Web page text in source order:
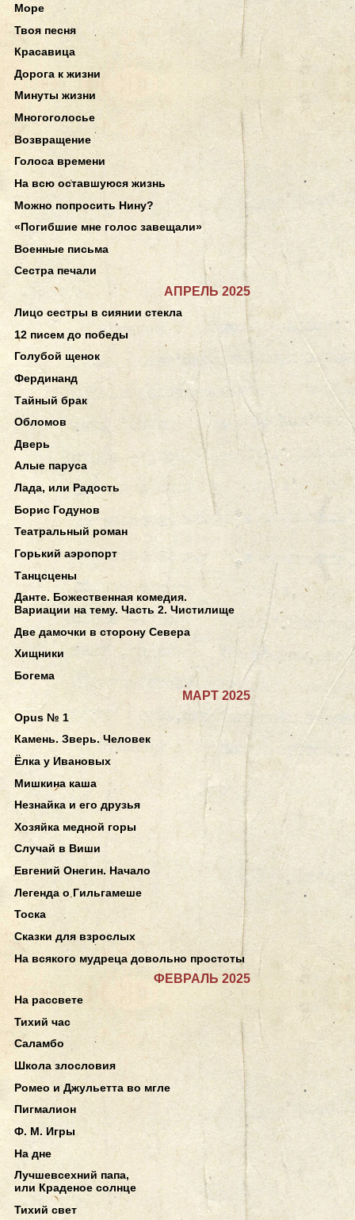
Море
Твоя песня
Красавица
Дорога к жизни
Минуты жизни
Многоголосье
Возвращение
Голоса времени
На всю оставшуюся жизнь
Можно попросить Нину?
«Погибшие мне голос завещали»
Военные письма
Сестра печали
АПРЕЛЬ 2025
Лицо сестры в сиянии стекла
12 писем до победы
Голубой щенок
Фердинанд
Тайный брак
Обломов
Дверь
Алые паруса
Лада, или Радость
Борис Годунов
Театральный роман
Горький аэропорт
Танцсцены
Данте. Божественная комедия.
Вариации на тему. Часть 2. Чистилище
Две дамочки в сторону Севера
Хищники
Богема
МАРТ 2025
Opus № 1
Камень. Зверь. Человек
Ёлка у Ивановых
Мишкина каша
Незнайка и его друзья
Хозяйка медной горы
Случай в Виши
Евгений Онегин. Начало
Легенда о Гильгамеше
Тоска
Сказки для взрослых
На всякого мудреца довольно простоты
ФЕВРАЛЬ 2025
На рассвете
Тихий час
Саламбо
Школа злословия
Ромео и Джульетта во мгле
Пигмалион
Ф. М. Игры
На дне
Лучшевсехний папа,
или Краденое солнце
Тихий свет